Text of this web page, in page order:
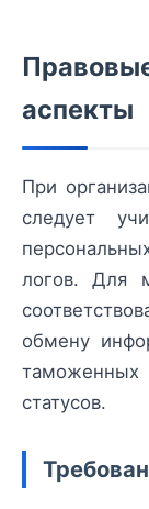
аспекты
При
следует
логов. Для
обмену
таможенных
статусов.